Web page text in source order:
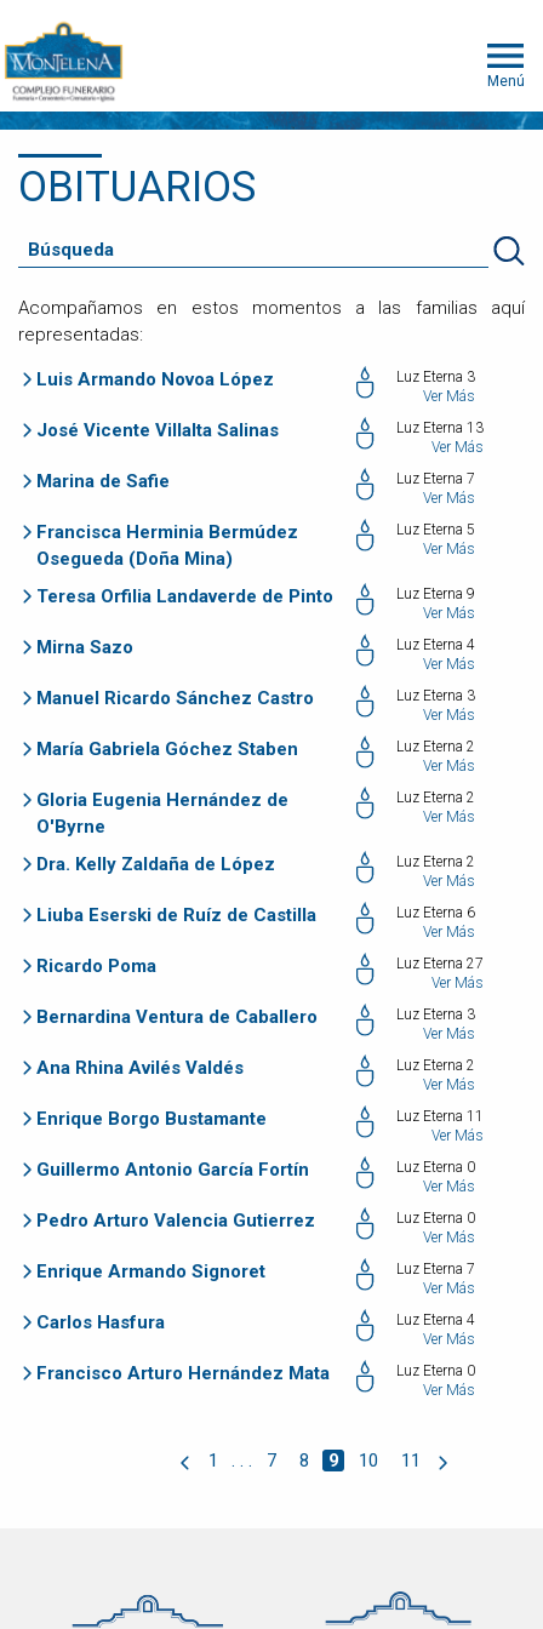
Menú
OBITUARIOS
Acompañamos en estos momentos a las familias aquí
representadas:
Luis Armando Novoa López
Luz Eterna 3
Ver Más
José Vicente Villalta Salinas
Luz Eterna 13
Ver Más
Marina de Safie
Luz Eterna 7
Ver Más
Francisca Herminia Bermúdez
Osegueda (Doña Mina)
Luz Eterna 5
Ver Más
Teresa Orfilia Landaverde de Pinto
Luz Eterna 9
Ver Más
Mirna Sazo
Luz Eterna 4
Ver Más
Manuel Ricardo Sánchez Castro
Luz Eterna 3
Ver Más
María Gabriela Góchez Staben
Luz Eterna 2
Ver Más
Gloria Eugenia Hernández de
O'Byrne
Luz Eterna 2
Ver Más
Dra. Kelly Zaldaña de López
Luz Eterna 2
Ver Más
Liuba Eserski de Ruíz de Castilla
Luz Eterna 6
Ver Más
Ricardo Poma
Luz Eterna 27
Ver Más
Bernardina Ventura de Caballero
Luz Eterna 3
Ver Más
Ana Rhina Avilés Valdés
Luz Eterna 2
Ver Más
Enrique Borgo Bustamante
Luz Eterna 11
Ver Más
Guillermo Antonio García Fortín
Luz Eterna 0
Ver Más
Pedro Arturo Valencia Gutierrez
Luz Eterna 0
Ver Más
Enrique Armando Signoret
Luz Eterna 7
Ver Más
Carlos Hasfura
Luz Eterna 4
Ver Más
Francisco Arturo Hernández Mata
Luz Eterna 0
Ver Más
1 . . . 7 8 9 10 11